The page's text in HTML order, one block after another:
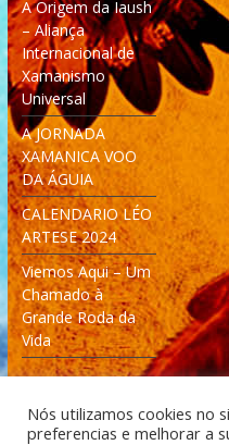
A Origem da Iaush
– Aliança
Internacional de
Xamanismo
Universal
A JORNADA
XAMANICA VOO
DA ÁGUIA
CALENDARIO LÉO
ARTESE 2024
Viemos Aqui – Um
Chamado à
Grande Roda da
Vida
Nós utilizamos cookies no
preferencias e melhorar a